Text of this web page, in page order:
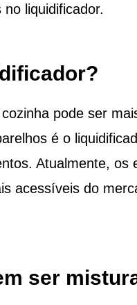
liquidificador.
pode ser
é o
Atualmente, os
acessíveis do
ser